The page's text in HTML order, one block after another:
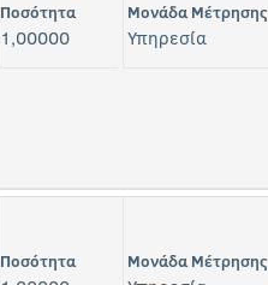
Ποσότητα
1,00000
Μονάδα Μέτρησης
Υπηρεσία
Ποσότητα Μονάδα Μέτρησης